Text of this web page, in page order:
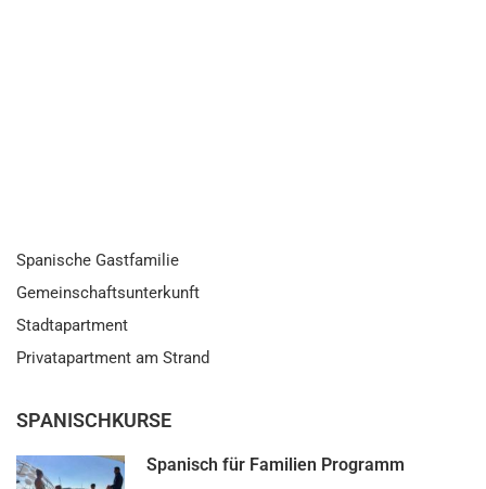
Spanische Gastfamilie
Gemeinschaftsunterkunft
Stadtapartment
Privatapartment am Strand
SPANISCHKURSE
Spanisch für Familien Programm